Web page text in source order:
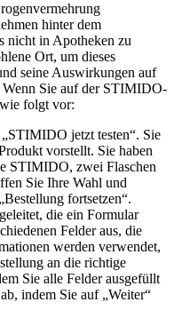
hinter dem
nicht in Apotheken zu
Ort, um dieses
seine Auswirkungen auf
Sie auf der STIMIDO-
folgt vor:
jetzt testen“. Sie
vorstellt. Sie haben
STIMIDO, zwei Flaschen
Sie Ihre Wahl und
fortsetzen“.
die ein Formular
Felder aus, die
werden verwendet,
an die richtige
Sie alle Felder ausgefüllt
indem Sie auf „Weiter“